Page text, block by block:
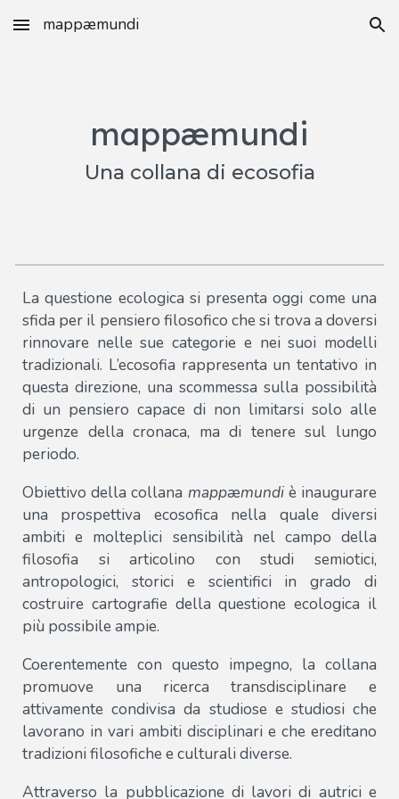
Skip to main content Skip to navigation
mappæmundi
mappæmundi
Una collana di ecosofia
La questione ecologica si presenta oggi come una
sfida per il pensiero filosofico che si trova a doversi
rinnovare nelle sue categorie e nei suoi modelli
tradizionali. L’ecosofia rappresenta un tentativo in
questa direzione, una scommessa sulla possibilità
di un pensiero capace di non limitarsi solo alle
urgenze della cronaca, ma di tenere sul lungo
periodo.
Obiettivo della collana mappæmundiè inaugurare
una prospettiva ecosofica nella quale diversi
ambiti e molteplici sensibilità nel campo della
filosofia si articolino con studi semiotici,
antropologici, storici e scientifici in grado di
costruire cartografie della questione ecologica il
più possibile ampie.
Coerentemente con questo impegno, la collana
promuove una ricerca transdisciplinare e
attivamente condivisa da studiose e studiosi che
lavorano in vari ambiti disciplinari e che ereditano
tradizioni filosofiche e culturali diverse.
Attraverso la pubblicazione di lavori di autrici e